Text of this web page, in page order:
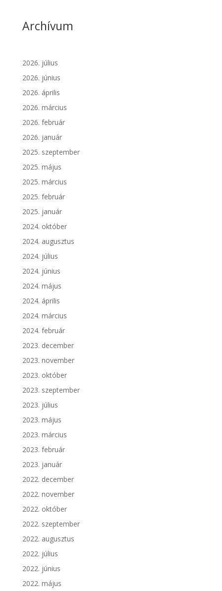
Archívum
2026. július
2026. június
2026. április
2026. március
2026. február
2026. január
2025. szeptember
2025. május
2025. március
2025. február
2025. január
2024. október
2024. augusztus
2024. július
2024. június
2024. május
2024. április
2024. március
2024. február
2023. december
2023. november
2023. október
2023. szeptember
2023. július
2023. május
2023. március
2023. február
2023. január
2022. december
2022. november
2022. október
2022. szeptember
2022. augusztus
2022. július
2022. június
2022. május